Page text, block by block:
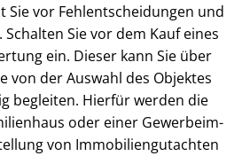
Sie vor Fehl­ent­schei­dun­gen und
Sie vor dem Kauf eines
ein. Dieser kann Sie über
von der Auswahl des Objektes
begleiten. Hierfür werden die
oder einer Ge­wer­be­im­
von Im­mo­bi­li­en­gut­ach­ten